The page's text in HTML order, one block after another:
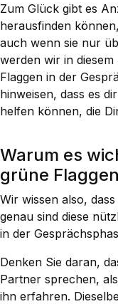
Zum Glück gibt es
herausfinden
auch wenn sie nur
werden wir in
Flaggen in der
hinweisen, dass es
helfen können, die
Warum es
grüne
Wir wissen also,
genau sind diese
in der
Denken Sie daran,
Partner sprechen,
ihn erfahren.